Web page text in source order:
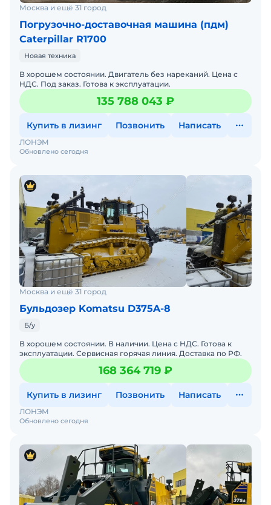
Москва и ещё 31 город
Погрузочно-доставочная машина (пдм)
Caterpillar R1700
Новая техника
В хорошем состоянии. Двигатель без нареканий. Цена с
НДС. Под заказ. Готова к эксплуатации.
135 788 043 ₽
Купить в лизинг Позвонить Написать
Обновлено сегодня
ЛОНЭМ
Москва и ещё 31 город
Бульдозер Komatsu D375A-8
Б/у
В хорошем состоянии. В наличии. Цена с НДС. Готова к
эксплуатации. Сервисная горячая линия. Доставка по РФ.
168 364 719 ₽
Купить в лизинг Позвонить Написать
Обновлено сегодня
ЛОНЭМ